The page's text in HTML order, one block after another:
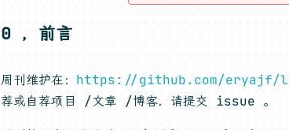
0 ，前言
周刊维护在： https://github.com/eryajf/
荐或自荐项目 /文章 /博客，请提交 issue 。